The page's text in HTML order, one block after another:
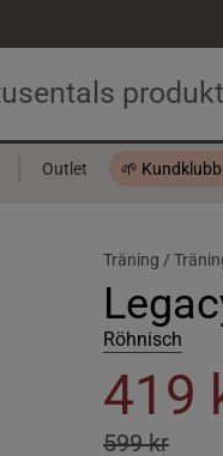
Outlet 🌱
Träning /
Röhnisch
419
599 kr